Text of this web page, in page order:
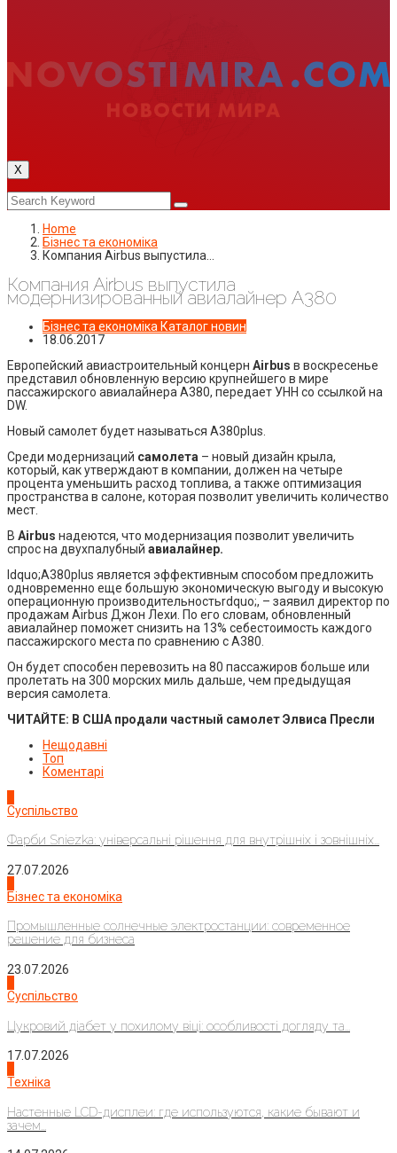
X
Home
Бізнес та економіка
Компания Airbus выпустила…
Компания Airbus выпустила
модернизированный авиалайнер А380
Бізнес та економіка Каталог новин
18.06.2017
Европейский авиастроительный концерн Airbus в воскресенье
представил обновленную версию крупнейшего в мире
пассажирского авиалайнера A380, передает УНН со ссылкой на
DW.
Новый самолет будет называться A380plus.
Среди модернизаций самолета – новый дизайн крыла,
который, как утверждают в компании, должен на четыре
процента уменьшить расход топлива, а также оптимизация
пространства в салоне, которая позволит увеличить количество
мест.
В Airbus надеются, что модернизация позволит увеличить
спрос на двухпалубный авиалайнер.
ldquo;A380plus является эффективным способом предложить
одновременно еще большую экономическую выгоду и высокую
операционную производительностьrdquo;, – заявил директор по
продажам Airbus Джон Лехи. По его словам, обновленный
авиалайнер поможет снизить на 13% себестоимость каждого
пассажирского места по сравнению с A380.
Он будет способен перевозить на 80 пассажиров больше или
пролетать на 300 морских миль дальше, чем предыдущая
версия самолета.
ЧИТАЙТЕ: В США продали частный самолет Элвиса Пресли
Нещодавні
Топ
Коментарі
Суспільство
Фарби Sniezka: універсальні рішення для внутрішніх і зовнішніх...
27.07.2026
Бізнес та економіка
Промышленные солнечные электростанции: современное
решение для бизнеса
23.07.2026
Суспільство
Цукровий діабет у похилому віці: особливості догляду та...
17.07.2026
Техніка
Настенные LCD-дисплеи: где используются, какие бывают и
зачем...